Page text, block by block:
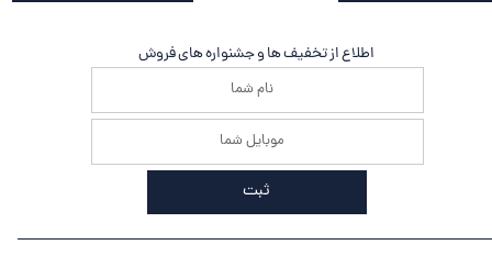
اطلاع از تخفیف ها و جشنواره های فروش
ثبت